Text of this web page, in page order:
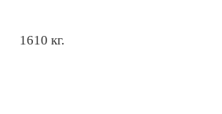
1610 кг.